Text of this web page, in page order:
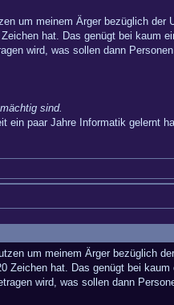
um meinem Ärger bezüglich
hat. Das genügt bei kaum
wird, was sollen dann
sind.
ein paar Jahre Informatik gelernt
um meinem Ärger bezüglich
hat. Das genügt bei
wird, was sollen dann